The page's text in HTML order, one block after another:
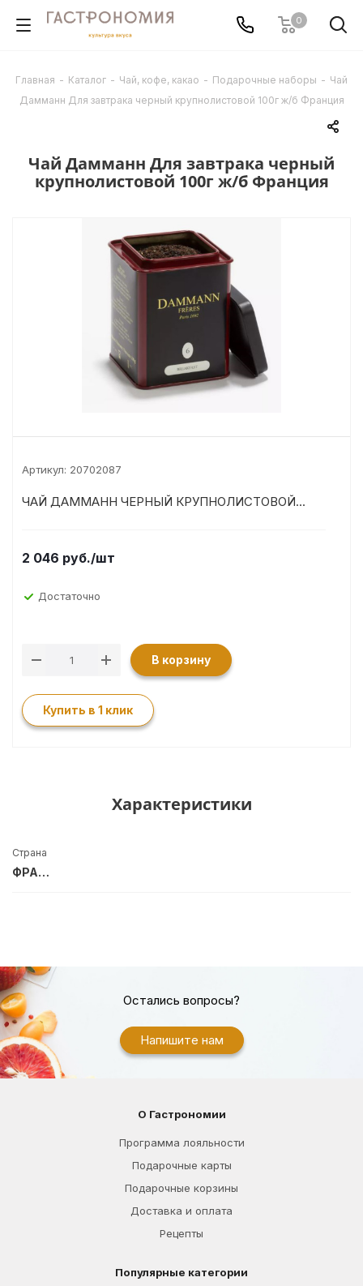
0
Главная - Каталог - Чай, кофе, какао - Подарочные наборы - Чай
Дамманн Для завтрака черный крупнолистовой 100г ж/б Франция
Чай Дамманн Для завтрака черный
крупнолистовой 100г ж/б Франция
Артикул: 20702087
ЧАЙ ДАММАНН ЧЕРНЫЙ КРУПНОЛИСТОВОЙ...
2 046 руб./шт
Достаточно
В корзину
Купить в 1 клик
Характеристики
Страна
ФРАНЦИЯ
Остались вопросы?
Напишите нам
О Гастрономии
Программа лояльности
Подарочные карты
Подарочные корзины
Доставка и оплата
Рецепты
Популярные категории